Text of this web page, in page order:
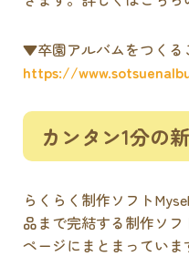
▼卒園アルバムをつくる
https://
カンタン1分の
らくらく制作ソフト
品まで完結する制作ソ
ページにまとまっていま